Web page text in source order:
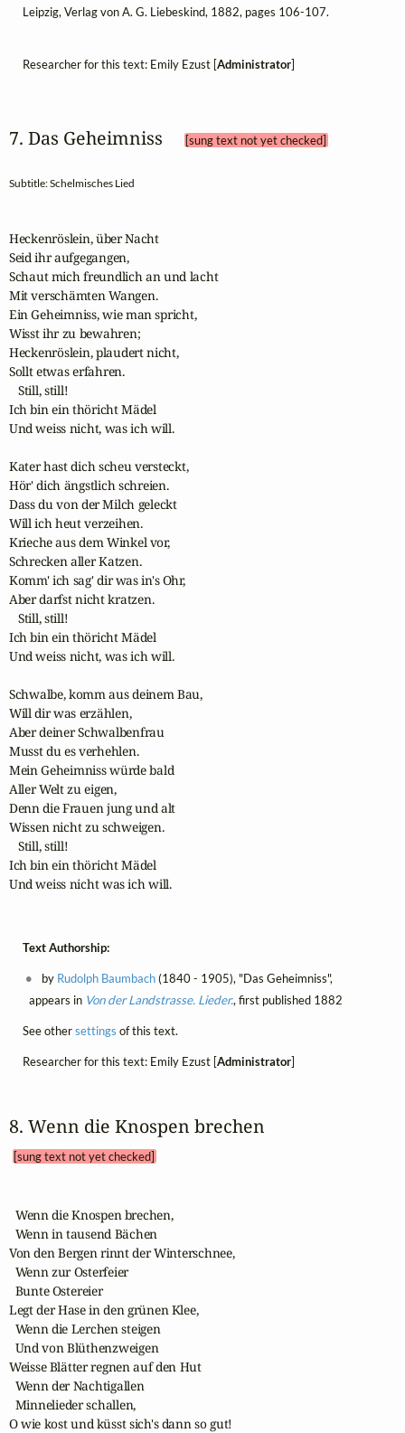
Leipzig, Verlag von A. G. Liebeskind, 1882, pages 106-107.
Researcher for this text: Emily Ezust [Administrator]
7. Das Geheimniss [sung text not yet checked]
Subtitle: Schelmisches Lied
Heckenröslein, über Nacht
Seid ihr aufgegangen,
Schaut mich freundlich an und lacht
Mit verschämten Wangen.
Ein Geheimniss, wie man spricht,
Wisst ihr zu bewahren;
Heckenröslein, plaudert nicht,
Sollt etwas erfahren.
   Still, still!
Ich bin ein thöricht Mädel
Und weiss nicht, was ich will.
Kater hast dich scheu versteckt,
Hör' dich ängstlich schreien.
Dass du von der Milch geleckt
Will ich heut verzeihen.
Krieche aus dem Winkel vor,
Schrecken aller Katzen.
Komm' ich sag' dir was in's Ohr,
Aber darfst nicht kratzen.
   Still, still!
Ich bin ein thöricht Mädel
Und weiss nicht, was ich will.
Schwalbe, komm aus deinem Bau,
Will dir was erzählen,
Aber deiner Schwalbenfrau
Musst du es verhehlen.
Mein Geheimniss würde bald
Aller Welt zu eigen,
Denn die Frauen jung und alt
Wissen nicht zu schweigen.
   Still, still!
Ich bin ein thöricht Mädel
Und weiss nicht was ich will.
Text Authorship:
by Rudolph Baumbach(1840 - 1905), "Das Geheimniss",
appears in Von der Landstrasse. Lieder., first published 1882
See othersettings of this text.
Researcher for this text: Emily Ezust [Administrator]
8. Wenn die Knospen brechen
[sung text not yet checked]
  Wenn die Knospen brechen,
  Wenn in tausend Bächen
Von den Bergen rinnt der Winterschnee,
  Wenn zur Osterfeier
  Bunte Ostereier
Legt der Hase in den grünen Klee,
  Wenn die Lerchen steigen
  Und von Blüthenzweigen
Weisse Blätter regnen auf den Hut
  Wenn der Nachtigallen
  Minnelieder schallen,
O wie kost und küsst sich's dann so gut!